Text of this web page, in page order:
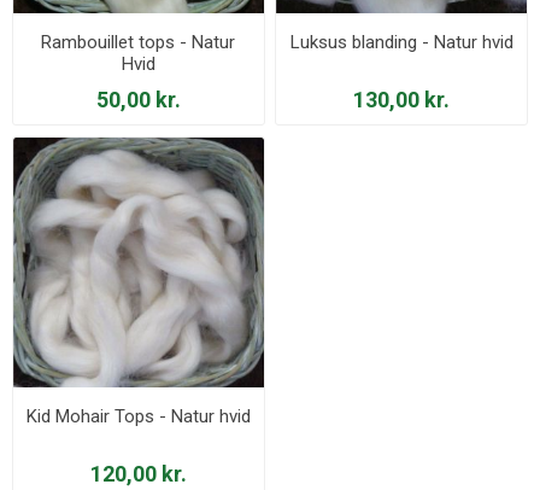
Rambouillet tops - Natur
Hvid
50,00 kr.
Luksus blanding - Natur hvid
130,00 kr.
Kid Mohair Tops - Natur hvid
120,00 kr.